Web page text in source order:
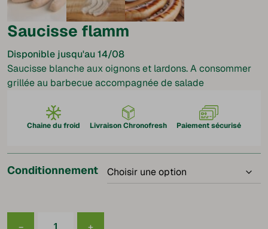
Saucisse flamm
Disponible jusqu'au 14/08
Saucisse blanche aux oignons et lardons. A consommer
grillée au barbecue accompagnée de salade
Chaine du froid Livraison Chronofresh Paiement sécurisé
Conditionnement